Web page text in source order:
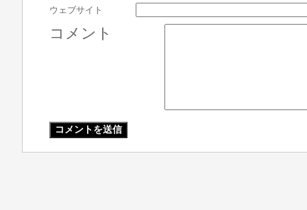
ウェブサイト
コメント